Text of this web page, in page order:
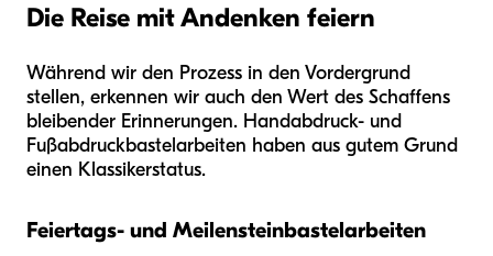
Die Reise mit Andenken feiern
Während wir den Prozess in den Vordergrund
stellen, erkennen wir auch den Wert des Schaffens
bleibender Erinnerungen. Handabdruck- und
Fußabdruckbastelarbeiten haben aus gutem Grund
einen Klassikerstatus.
Feiertags- und Meilensteinbastelarbeiten